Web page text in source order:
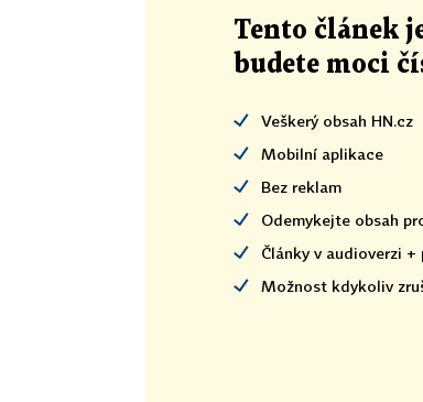
Tento článek
budete moci
Veškerý obsah HN.cz
Mobilní aplikace
Bez reklam
Odemykejte obsah
Články v audioverzi +
Možnost kdykoliv